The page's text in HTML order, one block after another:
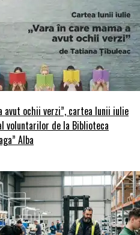
avut ochii verzi”, cartea lunii iulie
voluntarilor de la Biblioteca
Alba